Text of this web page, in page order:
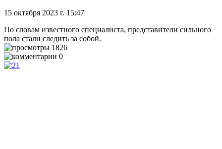
15 октября 2023 г. 15:47
По словам известного специалиста, представители сильного
пола стали следить за собой.
1826
0